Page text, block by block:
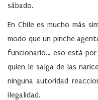
sábado.
En Chile es mucho más
modo que un pinche
funcionario… eso está
quien le salga de las
ninguna autoridad
ilegalidad.